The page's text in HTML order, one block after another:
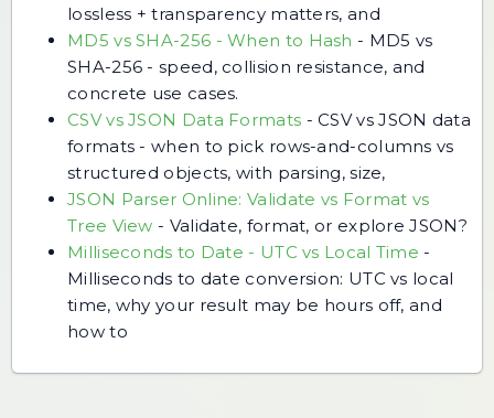
lossless + transparency matters, and
MD5 vs SHA-256 - When to Hash - MD5 vs
SHA-256 - speed, collision resistance, and
concrete use cases.
CSV vs JSON Data Formats -CSV vs JSON data
formats - when to pick rows-and-columns vs
structured objects, with parsing, size,
JSON Parser Online: Validate vs Format vs
Tree View - Validate, format, or explore JSON?
Milliseconds to Date - UTC vs Local Time -
Milliseconds to date conversion: UTC vs local
time, why your result may be hours off, and
how to